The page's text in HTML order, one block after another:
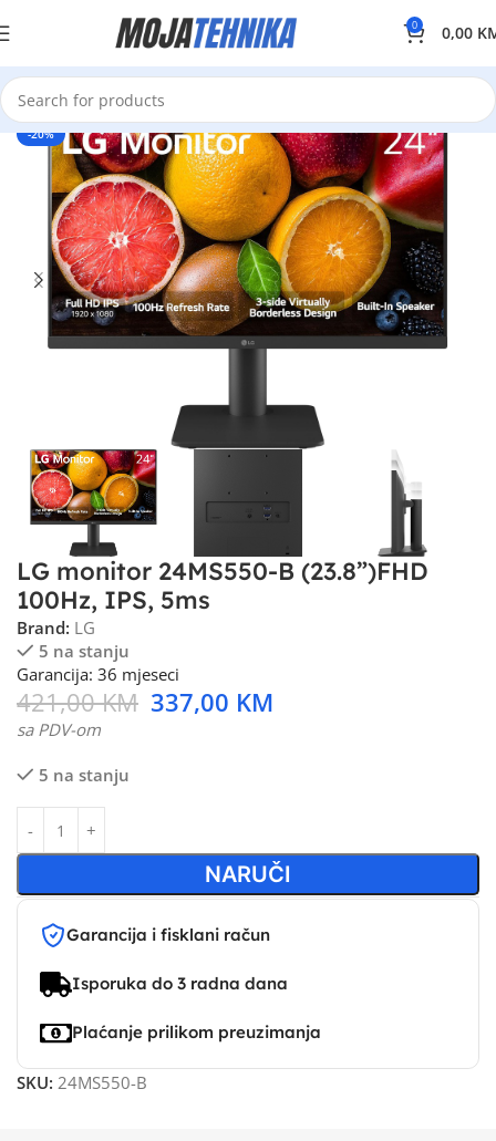
0 0,00
-20%
LG monitor 24MS550-B (23.8”)FHD
100Hz, IPS, 5ms
Brand: LG
5 na stanju
Garancija: 36 mjeseci
421,00KM 337,00 KM
sa PDV-om
5 na stanju
NARUČI
Garancija i fisklani račun
Isporuka do 3 radna dana
Plaćanje prilikom preuzimanja
SKU: 24MS550-B